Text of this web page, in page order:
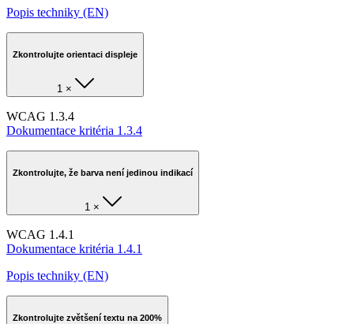
Popis techniky (EN)
Zkontrolujte orientaci displeje
1 ×
WCAG 1.3.4
Dokumentace kritéria 1.3.4
Zkontrolujte, že barva není jedinou indikací
1 ×
WCAG 1.4.1
Dokumentace kritéria 1.4.1
Popis techniky (EN)
Zkontrolujte zvětšení textu na 200%